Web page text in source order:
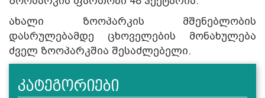
ახალი ზოოპარკის მშენებლობის
დასრულებამდე ცხოველების მონახულება
ძველ ზოოპარკშია შესაძლებელი.
კატეგორიები